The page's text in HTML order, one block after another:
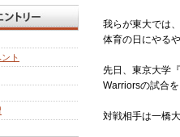
我らが東大では
体育の日にやる
先日、東京大学
Warriorsの試合
対戦相手は一橋
ト